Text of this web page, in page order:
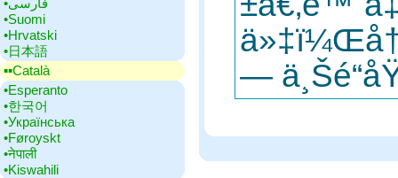
•‎فارسی
•‎Suomi
•‎Hrvatski
•‎日本語
▪▪‎Català
•‎Esperanto
•‎한국어
•‎Українська
•‎Føroyskt
•‎नेपाली
•‎Kiswahili
—